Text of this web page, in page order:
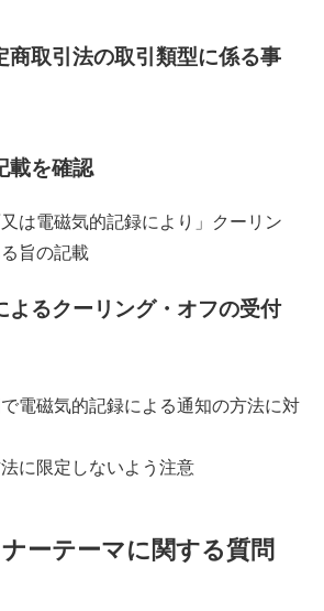
商取引法の取引類型に係る事
載を確認
は電磁気的記録により」クーリン
旨の記載
よるクーリング・オフの受付
電磁気的記録による通知の方法に対
に限定しないよう注意
ーテーマに関する質問